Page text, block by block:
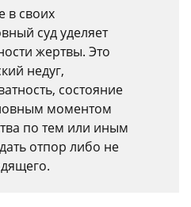
в своих
суд уделяет
жертвы. Это
недуг,
состояние
моментом
по тем или иным
отпор либо не